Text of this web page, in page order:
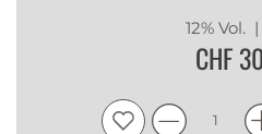
12% Vol.
CHF